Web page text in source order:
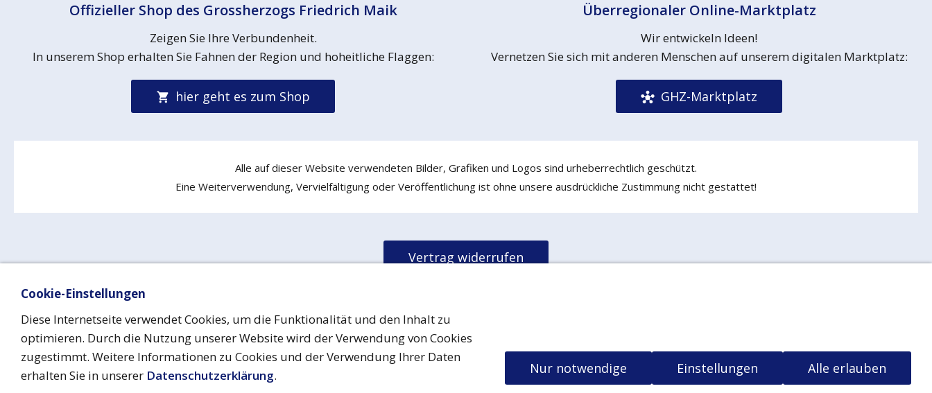
Offizieller Shop des Grossherzogs Friedrich Maik
Zeigen Sie Ihre Verbundenheit.
In unserem Shop erhalten Sie Fahnen der Region und hoheitliche Flaggen:
hier geht es zum Shop
Überregionaler Online-Marktplatz
Wir entwickeln Ideen!
Vernetzen Sie sich mit anderen Menschen auf unserem digitalen Marktplatz:
GHZ-Marktplatz
Alle auf dieser Website verwendeten Bilder, Grafiken und Logos sind urheberrechtlich geschützt.
Eine Weiterverwendung, Vervielfältigung oder Veröffentlichung ist ohne unsere ausdrückliche Zustimmung nicht gestattet!
Vertrag widerrufen
ImpressumDatenschutzUrheberrechtCookiesBarrierefreiheit
His Royal Highness Grand Duke Friedrich Maik ® ™
Familienwappen ist markenrechtlich und urheberrechtlich geschützt
Namensrechte sind urheberrechtlich geschützt
Cookie-Einstellungen
Diese Internetseite verwendet Cookies, um die Funktionalität und den Inhalt zu
optimieren. Durch die Nutzung unserer Website wird der Verwendung von Cookies
zugestimmt. Weitere Informationen zu Cookies und der Verwendung Ihrer Daten
erhalten Sie in unserer Datenschutzerklärung. Nur notwendige Einstellungen Alle erlauben